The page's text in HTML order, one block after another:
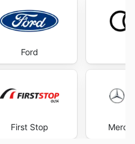
Ford
First Stop